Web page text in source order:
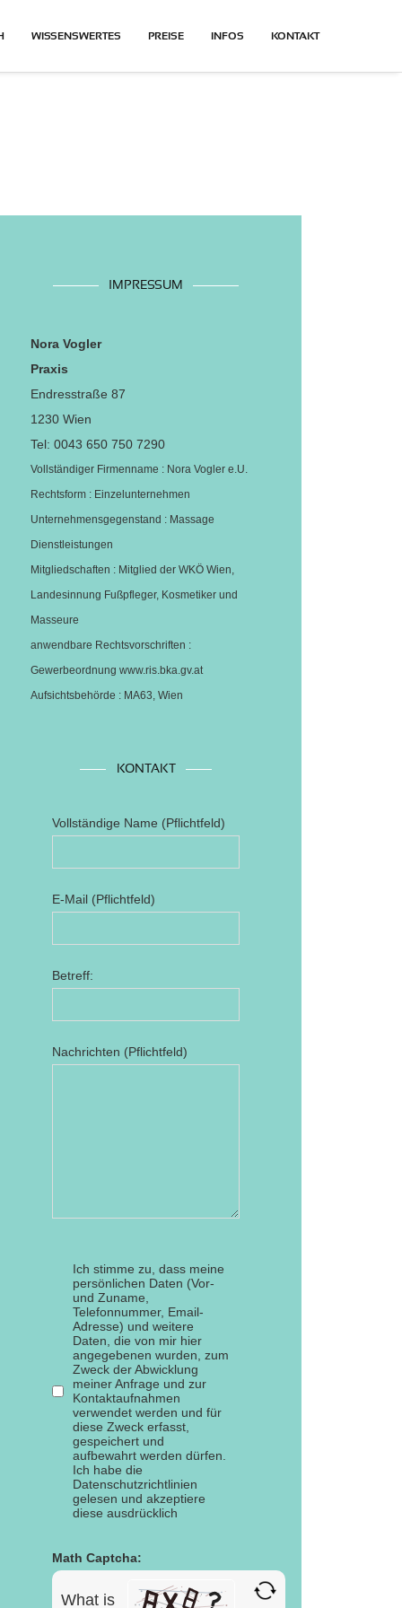
WISSENSWERTES PREISE INFOS KONTAKT
IMPRESSUM
Nora Vogler
Praxis
Endresstraße 87
1230 Wien
Tel: 0043 650 750 7290
Vollständiger Firmenname : Nora Vogler e.U.
Rechtsform : Einzelunternehmen
Unternehmensgegenstand : Massage
Dienstleistungen
Mitgliedschaften : Mitglied der WKÖ Wien,
Landesinnung Fußpfleger, Kosmetiker und
Masseure
anwendbare Rechtsvorschriften :
Gewerbeordnung www.ris.bka.gv.at
Aufsichtsbehörde : MA63, Wien
KONTAKT
Vollständige Name (Pflichtfeld)
E-Mail (Pflichtfeld)
Betreff:
Nachrichten (Pflichtfeld)
Ich stimme zu, dass meine
persönlichen Daten (Vor-
und Zuname,
Telefonnummer, Email-
Adresse) und weitere
Daten, die von mir hier
angegebenen wurden, zum
Zweck der Abwicklung
meiner Anfrage und zur
Kontaktaufnahmen
verwendet werden und für
diese Zweck erfasst,
gespeichert und
aufbewahrt werden dürfen.
Ich habe die
Datenschutzrichtlinien
gelesen und akzeptiere
diese ausdrücklich
Math Captcha:
What is